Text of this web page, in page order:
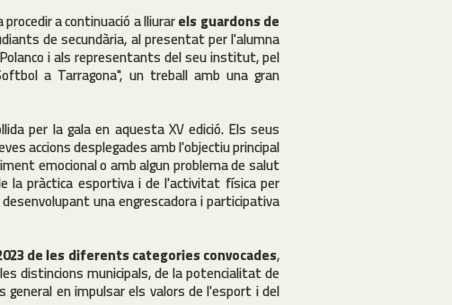
a continuació a lliurarels guardons de
de secundària, al presentat per l'alumna
i als representants del seu institut, pel
a Tarragona", un treball amb una gran
per la gala en aquesta XV edició. Els seus
accions desplegades amb l'objectiu principal
emocional o amb algun problema de salut
la pràctica esportiva i de l'activitat física per
una engrescadora i participativa
de les diferents categories convocades,
distincions municipals, de la potencialitat de
en impulsar els valors de l'esport i del